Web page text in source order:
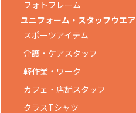
フォトフレーム
ユニフォーム・スタッフウエア
スポーツアイテム
介護・ケアスタッフ
軽作業・ワーク
カフェ・店舗スタッフ
クラスTシャツ